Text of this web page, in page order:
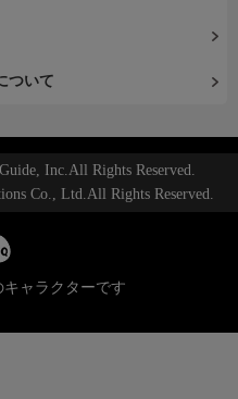
ついて
Inc.All Rights Reserved.
Co., Ltd.All Rights Reserved.
キャラクターです